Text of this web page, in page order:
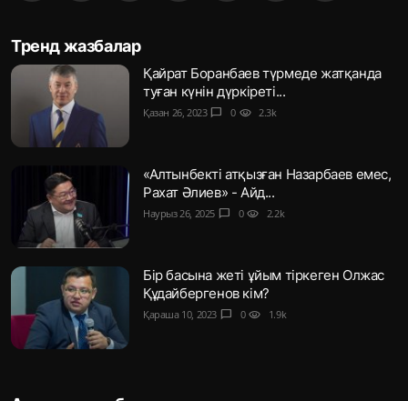
Тренд жазбалар
Қайрат Боранбаев түрмеде жатқанда
туған күнін дүркіреті...
Қазан 26, 2023 chat_bubble 0 visibility 2.3k
«Алтынбекті атқызған Назарбаев емес,
Рахат Әлиев» - Айд...
Наурыз 26, 2025 chat_bubble 0 visibility 2.2k
Бір басына жеті ұйым тіркеген Олжас
Құдайбергенов кім?
Қараша 10, 2023 chat_bubble 0 visibility 1.9k